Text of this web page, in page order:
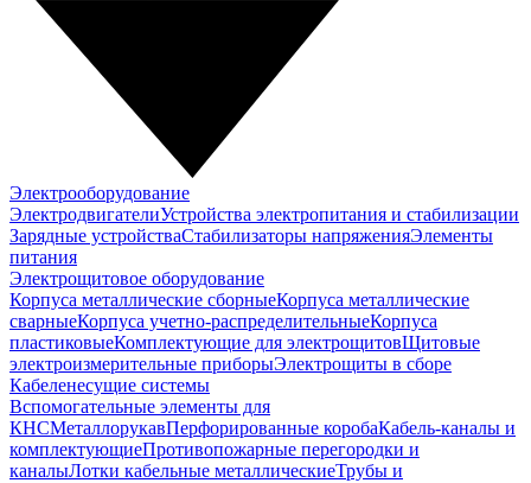
Электрооборудование
ЭлектродвигателиУстройства электропитания и стабилизации
Зарядные устройстваСтабилизаторы напряженияЭлементы
питания
Электрощитовое оборудование
Корпуса металлические сборныеКорпуса металлические
сварныеКорпуса учетно-распределительныеКорпуса
пластиковыеКомплектующие для электрощитовЩитовые
электроизмерительные приборыЭлектрощиты в сборе
Кабеленесущие системы
Вспомогательные элементы для
КНСМеталлорукавПерфорированные коробаКабель-каналы и
комплектующиеПротивопожарные перегородки и
каналыЛотки кабельные металлическиеТрубы и